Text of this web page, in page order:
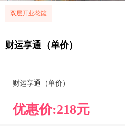
双层开业花篮
财运享通（单价）
财运享通（单价）
优惠价:218元